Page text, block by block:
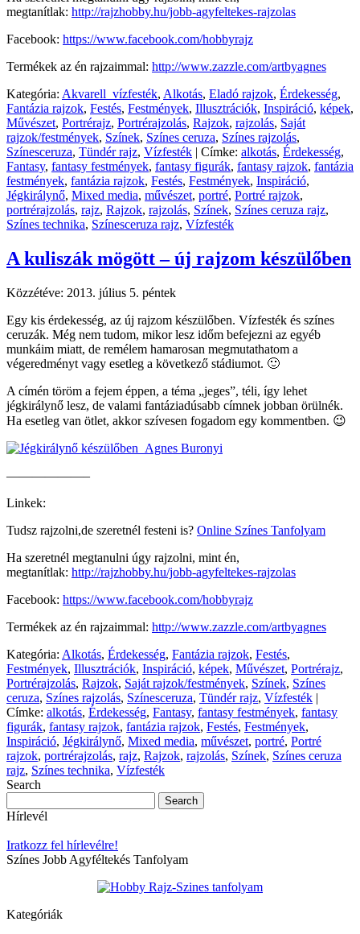
megtanítlak: http://rajzhobby.hu/jobb-agyfeltekes-rajzolas
Facebook: https://www.facebook.com/hobbyrajz
Termékek az én rajzaimmal: http://www.zazzle.com/artbyagnes
Kategória: Akvarell_vízfesték, Alkotás, Eladó rajzok, Érdekesség,
Fantázia rajzok, Festés, Festmények, Illusztrációk, Inspiráció, képek,
Művészet, Portrérajz, Portrérajzolás, Rajzok, rajzolás, Saját
rajzok/festmények, Színek, Színes ceruza, Színes rajzolás,
Színesceruza, Tündér rajz, Vízfesték | Címke: alkotás, Érdekesség,
Fantasy, fantasy festmények, fantasy figurák, fantasy rajzok, fantázia
festmények, fantázia rajzok, Festés, Festmények, Inspiráció,
Jégkirálynő, Mixed media, művészet, portré, Portré rajzok,
portrérajzolás, rajz, Rajzok, rajzolás, Színek, Színes ceruza rajz,
Színes technika, Színesceruza rajz, Vízfesték
A kuliszák mögött – új rajzom készülőben
Közzétéve: 2013. július 5. péntek
Egy kis érdekesség, az új rajzom készülőben. Vízfesték és színes
ceruzák. Még nem tudom, mikor lesz időm befejezni az egyéb
munkáim miatt, de remélem hamarosan megmutathatom a
végeredményt vagy esetleg a következő stádiumot. 🙂
A címén töröm a fejem éppen, a téma „jeges”, téli, így lehet
jégkirálynő lesz, de valami fantáziadúsabb címnek jobban örülnék.
Ha esetleg van ötlet, akkor szívesen fogadom egy kommentben. 😉
——————–
Linkek:
Tudsz rajzolni,de szeretnél festeni is? Online Színes Tanfolyam
Ha szeretnél megtanulni úgy rajzolni, mint én,
megtanítlak: http://rajzhobby.hu/jobb-agyfeltekes-rajzolas
Facebook: https://www.facebook.com/hobbyrajz
Termékek az én rajzaimmal: http://www.zazzle.com/artbyagnes
Kategória: Alkotás, Érdekesség, Fantázia rajzok, Festés,
Festmények, Illusztrációk, Inspiráció, képek, Művészet, Portrérajz,
Portrérajzolás, Rajzok, Saját rajzok/festmények, Színek, Színes
ceruza, Színes rajzolás, Színesceruza, Tündér rajz, Vízfesték |
Címke: alkotás, Érdekesség, Fantasy, fantasy festmények, fantasy
figurák, fantasy rajzok, fantázia rajzok, Festés, Festmények,
Inspiráció, Jégkirálynő, Mixed media, művészet, portré, Portré
rajzok, portrérajzolás, rajz, Rajzok, rajzolás, Színek, Színes ceruza
rajz, Színes technika, Vízfesték
Search
Hírlevél
Iratkozz fel hírlevélre!
Színes Jobb Agyféltekés Tanfolyam
Kategóriák